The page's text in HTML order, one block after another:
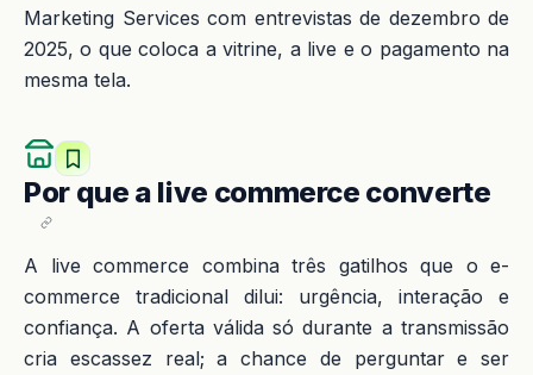
Marketing Services com entrevistas de dezembro de
2025, o que coloca a vitrine, a live e o pagamento na
mesma tela.
Por que a live commerce converte
A live commerce combina três gatilhos que o e-
commerce tradicional dilui: urgência, interação e
confiança. A oferta válida só durante a transmissão
cria escassez real; a chance de perguntar e ser